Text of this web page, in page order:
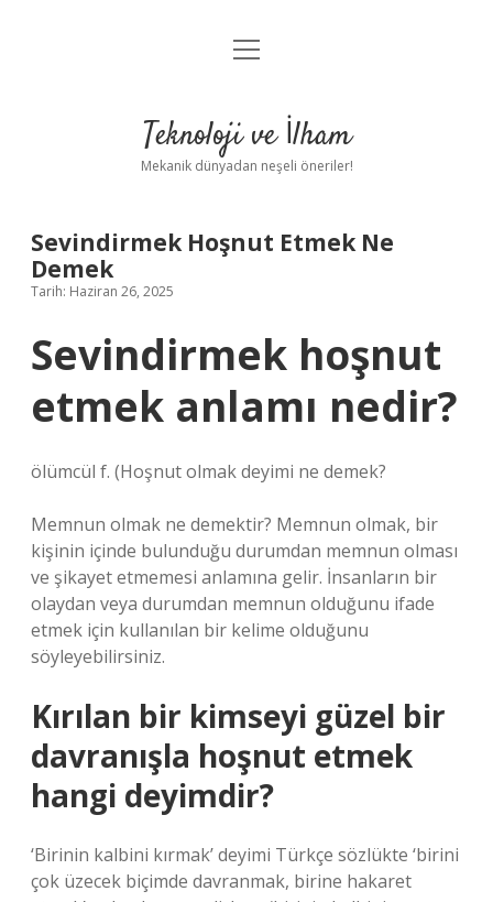
Anasayfa
Yasal Uyarı
menüyü
Teknoloji ve İlham
Mekanik dünyadan neşeli öneriler!
Sevindirmek Hoşnut Etmek Ne
Demek
Tarih: Haziran 26, 2025
Sevindirmek hoşnut
etmek anlamı nedir?
ölümcül f. (Hoşnut olmak deyimi ne demek?
Memnun olmak ne demektir? Memnun olmak, bir
kişinin içinde bulunduğu durumdan memnun olması
ve şikayet etmemesi anlamına gelir. İnsanların bir
olaydan veya durumdan memnun olduğunu ifade
etmek için kullanılan bir kelime olduğunu
söyleyebilirsiniz.
Kırılan bir kimseyi güzel bir
davranışla hoşnut etmek
hangi deyimdir?
‘Birinin kalbini kırmak’ deyimi Türkçe sözlükte ‘birini
çok üzecek biçimde davranmak, birine hakaret